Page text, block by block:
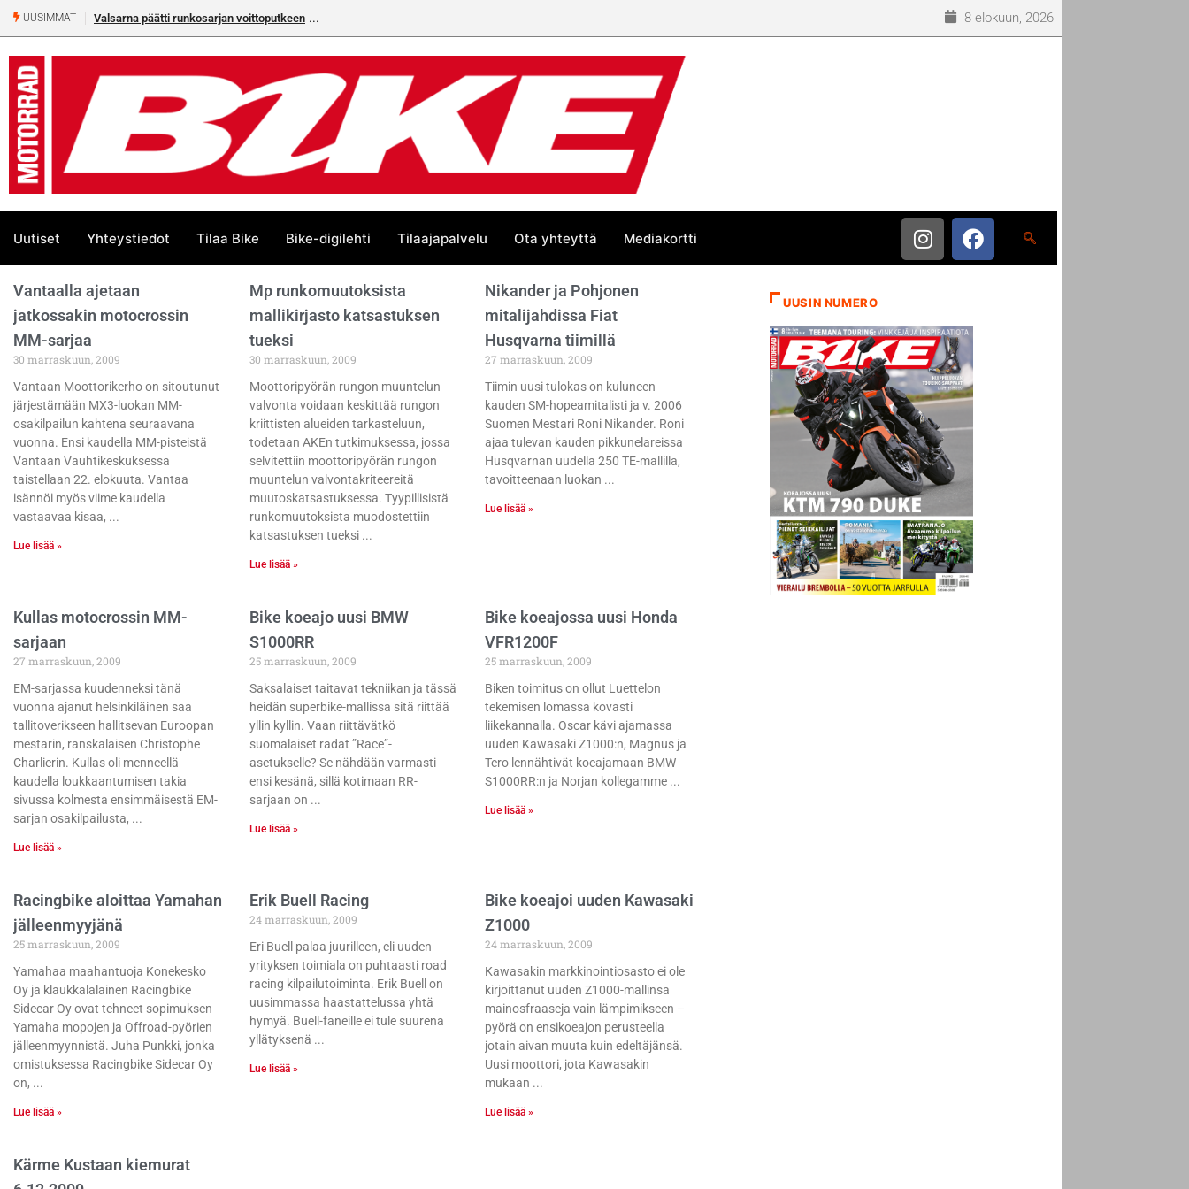
UUSIMMAT Valsarna päätti runkosarjan voittoputkeen 8 elokuun, 2026
Uutiset Yhteystiedot Tilaa Bike Bike-digilehti Tilaajapalvelu Ota yhteyttä Mediakortti
Vantaalla ajetaan
jatkossakin motocrossin
MM-sarjaa
30 marraskuun, 2009
Vantaan Moottorikerho on sitoutunut
järjestämään MX3-luokan MM-
osakilpailun kahtena seuraavana
vuonna. Ensi kaudella MM-pisteistä
Vantaan Vauhtikeskuksessa
taistellaan 22. elokuuta. Vantaa
isännöi myös viime kaudella
vastaavaa kisaa,
Lue lisää »
Mp runkomuutoksista
mallikirjasto katsastuksen
tueksi
30 marraskuun, 2009
Moottoripyörän rungon muuntelun
valvonta voidaan keskittää rungon
kriittisten alueiden tarkasteluun,
todetaan AKEn tutkimuksessa, jossa
selvitettiin moottoripyörän rungon
muuntelun valvontakriteereitä
muutoskatsastuksessa. Tyypillisistä
runkomuutoksista muodostettiin
katsastuksen tueksi
Lue lisää »
Nikander ja Pohjonen
mitalijahdissa Fiat
Husqvarna tiimillä
27 marraskuun, 2009
Tiimin uusi tulokas on kuluneen
kauden SM-hopeamitalisti ja v. 2006
Suomen Mestari Roni Nikander. Roni
ajaa tulevan kauden pikkunelareissa
Husqvarnan uudella 250 TE-mallilla,
tavoitteenaan luokan
Lue lisää »
Kullas motocrossin MM-
sarjaan
27 marraskuun, 2009
EM-sarjassa kuudenneksi tänä
vuonna ajanut helsinkiläinen saa
tallitoverikseen hallitsevan Euroopan
mestarin, ranskalaisen Christophe
Charlierin. Kullas oli menneellä
kaudella loukkaantumisen takia
sivussa kolmesta ensimmäisestä EM-
sarjan osakilpailusta,
Lue lisää »
Bike koeajo uusi BMW
S1000RR
25 marraskuun, 2009
Saksalaiset taitavat tekniikan ja tässä
heidän superbike-mallissa sitä riittää
yllin kyllin. Vaan riittävätkö
suomalaiset radat ”Race”-
asetukselle? Se nähdään varmasti
ensi kesänä, sillä kotimaan RR-
sarjaan on
Lue lisää »
Bike koeajossa uusi Honda
VFR1200F
25 marraskuun, 2009
Biken toimitus on ollut Luettelon
tekemisen lomassa kovasti
liikekannalla. Oscar kävi ajamassa
uuden Kawasaki Z1000:n, Magnus ja
Tero lennähtivät koeajamaan BMW
S1000RR:n ja Norjan kollegamme
Lue lisää »
Racingbike aloittaa Yamahan
jälleenmyyjänä
25 marraskuun, 2009
Yamahaa maahantuoja Konekesko
Oy ja klaukkalalainen Racingbike
Sidecar Oy ovat tehneet sopimuksen
Yamaha mopojen ja Offroad-pyörien
jälleenmyynnistä. Juha Punkki, jonka
omistuksessa Racingbike Sidecar Oy
on,
Lue lisää »
Erik Buell Racing
24 marraskuun, 2009
Eri Buell palaa juurilleen, eli uuden
yrityksen toimiala on puhtaasti road
racing kilpailutoiminta. Erik Buell on
uusimmassa haastattelussa yhtä
hymyä. Buell-faneille ei tule suurena
yllätyksenä
Lue lisää »
Bike koeajoi uuden Kawasaki
Z1000
24 marraskuun, 2009
Kawasakin markkinointiosasto ei ole
kirjoittanut uuden Z1000-mallinsa
mainosfraaseja vain lämpimikseen –
pyörä on ensikoeajon perusteella
jotain aivan muuta kuin edeltäjänsä.
Uusi moottori, jota Kawasakin
mukaan
Lue lisää »
Kärme Kustaan kiemurat
UUSIN NUMERO